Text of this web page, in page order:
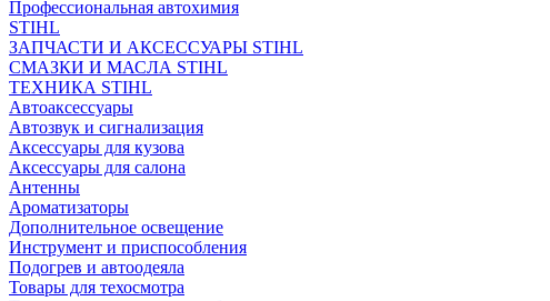
Профессиональная автохимия
STIHL
ЗАПЧАСТИ И АКСЕССУАРЫ STIHL
СМАЗКИ И МАСЛА STIHL
ТЕХНИКА STIHL
Автоаксессуары
Автозвук и сигнализация
Аксессуары для кузова
Аксессуары для салона
Антенны
Ароматизаторы
Дополнительное освещение
Инструмент и приспособления
Подогрев и автоодеяла
Товары для техосмотра